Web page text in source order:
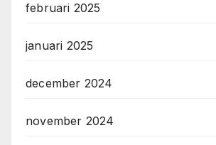
februari 2025
januari 2025
december 2024
november 2024